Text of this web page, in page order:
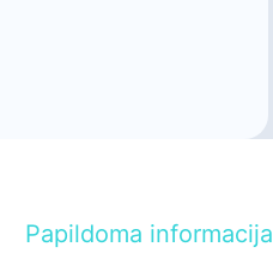
Papildoma informacija